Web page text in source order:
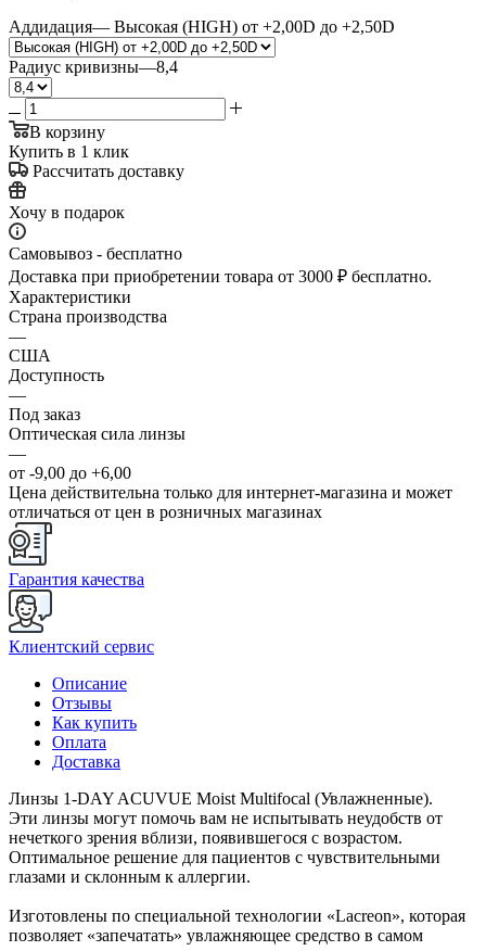
Аддидация— Высокая (HIGH) от +2,00D до +2,50D
Радиус кривизны—8,4
В корзину
Купить в 1 клик
Рассчитать доставку
Хочу в подарок
Самовывоз - бесплатно
Доставка при приобретении товара от 3000 ₽ бесплатно.
Характеристики
Страна производства
—
США
Доступность
—
Под заказ
Оптическая сила линзы
—
от -9,00 до +6,00
Цена действительна только для интернет-магазина и может
отличаться от цен в розничных магазинах
Гарантия качества
Клиентский сервис
Описание
Отзывы
Как купить
Оплата
Доставка
Линзы 1-DAY ACUVUE Moist Multifocal (Увлажненные).
Эти линзы могут помочь вам не испытывать неудобств от
нечеткого зрения вблизи, появившегося с возрастом.
Оптимальное решение для пациентов с чувствительными
глазами и склонным к аллергии.
Изготовлены по специальной технологии «Lacreon», которая
позволяет «запечатать» увлажняющее средство в самом